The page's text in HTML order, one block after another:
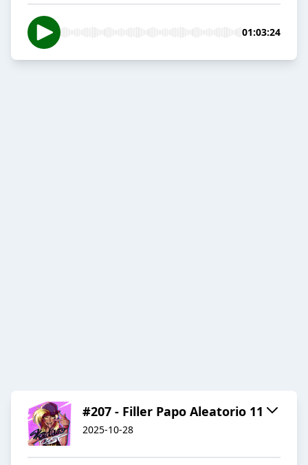
01:03:24
#207 - Filler Papo Aleatorio 11
2025-10-28